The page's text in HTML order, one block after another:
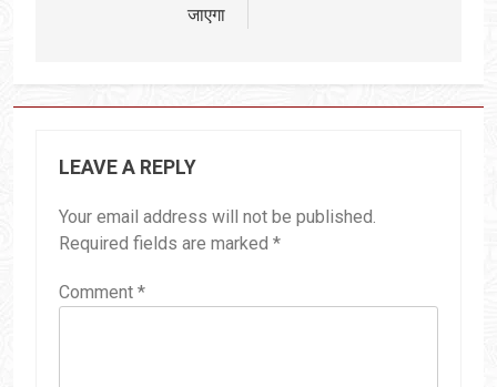
जाएगा
LEAVE A REPLY
Your email address will not be published.
Required fields are marked *
Comment *